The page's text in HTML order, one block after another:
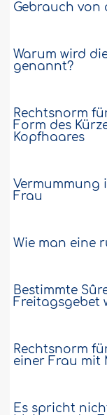
Gebrauch von
Warum wird
genannt?
Rechtsnorm
Form des
Kopfhaares
Vermummung
Frau
Wie man eine
Bestimmte
Freitagsgebet
Rechtsnorm
einer Frau mit
Es spricht